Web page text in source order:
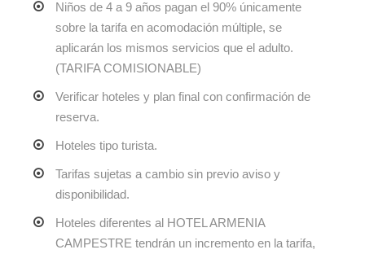
Niños de 4 a 9 años pagan el 90% únicamente
sobre la tarifa en acomodación múltiple, se
aplicarán los mismos servicios que el adulto.
(TARIFA COMISIONABLE)
Verificar hoteles y plan final con confirmación de
reserva.
Hoteles tipo turista.
Tarifas sujetas a cambio sin previo aviso y
disponibilidad.
Hoteles diferentes al HOTEL ARMENIA
CAMPESTRE tendrán un incremento en la tarifa,